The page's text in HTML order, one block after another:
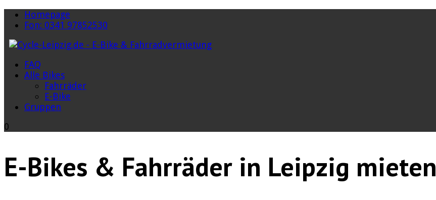
Homepage
Fon: 0341 97852530
FAQ
Alle Bikes
Fahrräder
E-Bike
Gruppen
0
E-Bikes & Fahrräder in Leipzig mieten